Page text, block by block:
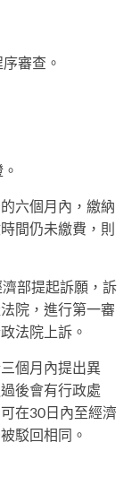
審查。
六個月內，繳納
間仍未繳費，則
部提起訴願，訴
院，進行第一審
法院上訴。
個月內提出異
後會有行政處
在30日內至經濟
駁回相同。